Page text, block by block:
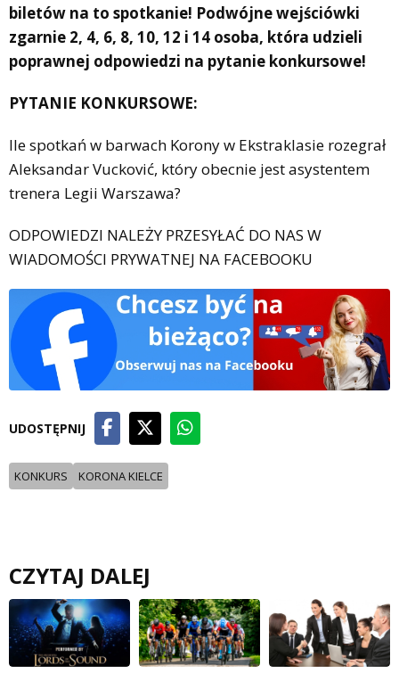
biletów na to spotkanie! Podwójne wejściówki
zgarnie 2, 4, 6, 8, 10, 12 i 14 osoba, która udzieli
poprawnej odpowiedzi na pytanie konkursowe!
PYTANIE KONKURSOWE:
Ile spotkań w barwach Korony w Ekstraklasie rozegrał
Aleksandar Vucković, który obecnie jest asystentem
trenera Legii Warszawa?
ODPOWIEDZI NALEŻY PRZESYŁAĆ DO NAS W
WIADOMOŚCI PRYWATNEJ NA FACEBOOKU
UDOSTĘPNIJ
KONKURS KORONA KIELCE
CZYTAJ DALEJ